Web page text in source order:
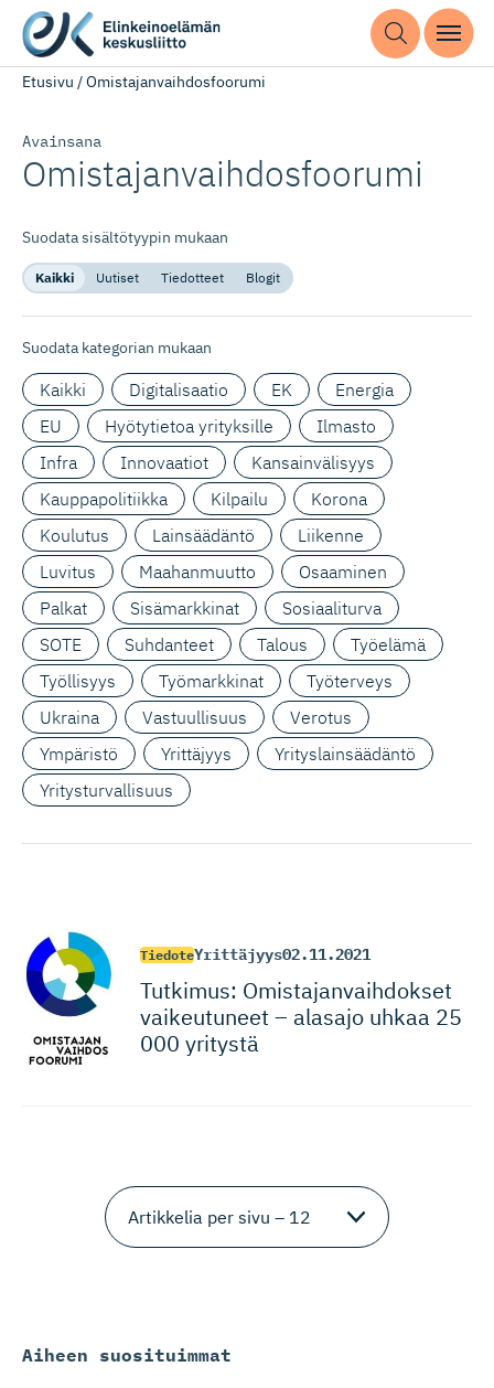
Etusivu /Omistajanvaihdosfoorumi
Avainsana
Omistajan­vaih­dos­foorumi
Suodata sisältötyypin mukaan
Kaikki Uutiset Tiedotteet Blogit
Suodata kategorian mukaan
Kaikki Digitalisaatio EK
Energia
EU
Hyötytietoa yrityksille
Ilmasto
Infra
Innovaatiot
Kansainvälisyys
Kauppapolitiikka
Kilpailu
Korona
Koulutus
Lainsäädäntö
Liikenne
Luvitus
Maahanmuutto
Osaaminen
Palkat
Sisämarkkinat
Sosiaaliturva
SOTE
Suhdanteet Talous
Työelämä
Työllisyys
Työmarkkinat
Työterveys
Ukraina
Vastuullisuus
Verotus
Ympäristö
Yrittäjyys
Yrityslainsäädäntö
Yritysturvallisuus
TiedoteYrittäjyys02.11.2021
Tutkimus: Omistajan­vaih­dokset
vaikeutuneet – alasajo uhkaa 25
000 yritystä
Aiheen suosituimmat